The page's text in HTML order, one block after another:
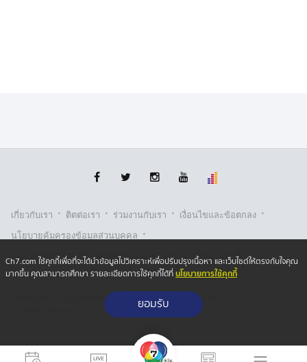
เกี่ยวกับเรา · ติตต่อเรา · ร่วมงานกับเรา · เงื่อนไขและข้อตกลง ·
นโยบายคุ้มครองข้อมูลส่วนบุคคล ·
นโยบายคุ้มครองข้อมูลส่วนบุคคล (ออนไลน์) · นโยบายคุกกี้ ·
รับเรื่องร้องเรียน
Copyright © 2026 Bangkok Broadcasting & T.V. Co.,Ltd.
Ch7.com ใช้คุกกี้เพื่อที่จะได้นำข้อมูลไปวิเคราะห์เพื่อปรับปรุงเนื้อหา และเว็บไซต์ให้ตรงกับใจคุณ
มากขึ้น คุณสามารถศึกษา รายละเอียดการใช้คุกกี้ได้ที่นโยบายการใช้คุกกี้
ยอมรับ